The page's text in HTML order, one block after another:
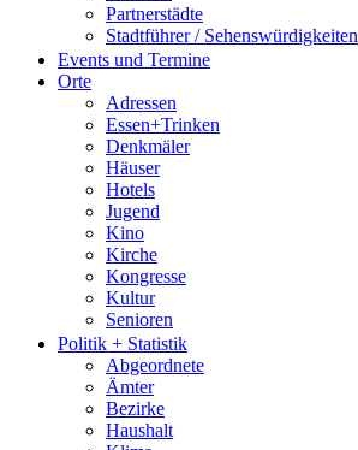
Partnerstädte
Stadtführer / Sehenswürdigkeiten
Stadtplan
Sport
Who is who
Wohnen
Events und Termine
Orte
Adressen
Essen+Trinken
Denkmäler
Häuser
Hotels
Jugend
Kino
Kirche
Kongresse
Kultur
Senioren
Stadtführer
Straßen
Politik + Statistik
Abgeordnete
Ämter
Bezirke
Haushalt